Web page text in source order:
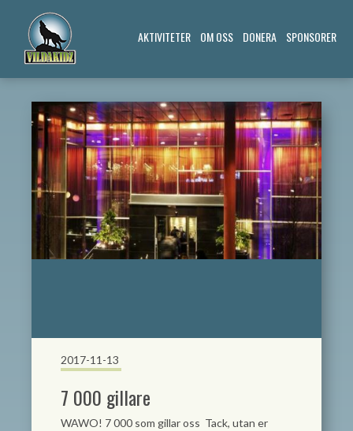
AKTIVITETER OM OSS DONERA SPONSORER
2017-11-13
7 000 gillare
WAWO! 7 000 som gillar oss Tack, utan er